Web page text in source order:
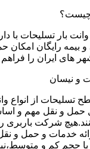
چیست؟
بار تسلیحات با
و بیمه رایگان امکان
های ایران را
و نیسان
تسلیحات از انواع
حمل و نقل مهم و
شرکت باربری
خدمات و حمل و نقل
با حجم کم و